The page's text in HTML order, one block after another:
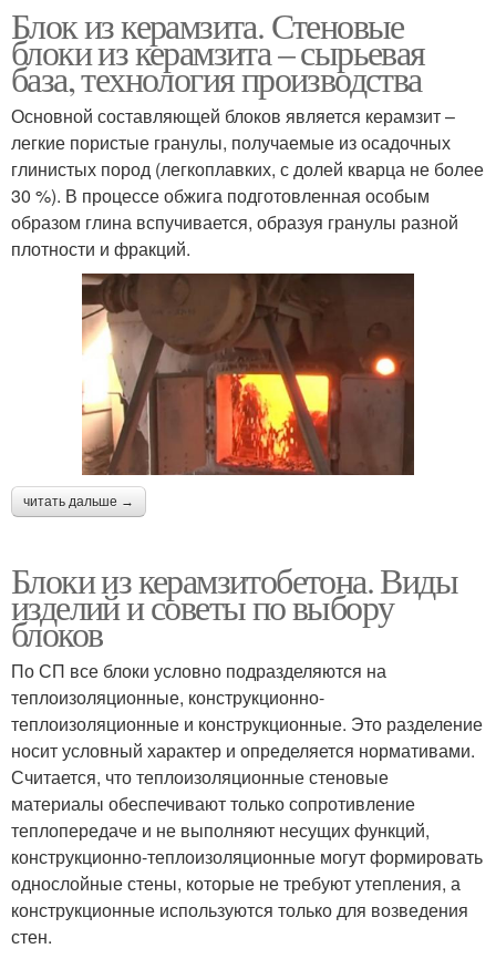
Блок из керамзита. Стеновые
блоки из керамзита – сырьевая
база, технология производства
Основной составляющей блоков является керамзит –
легкие пористые гранулы, получаемые из осадочных
глинистых пород (легкоплавких, с долей кварца не более
30 %). В процессе обжига подготовленная особым
образом глина вспучивается, образуя гранулы разной
плотности и фракций.
читать дальше →
Блоки из керамзитобетона. Виды
изделий и советы по выбору
блоков
По СП все блоки условно подразделяются на
теплоизоляционные, конструкционно-
теплоизоляционные и конструкционные. Это разделение
носит условный характер и определяется нормативами.
Считается, что теплоизоляционные стеновые
материалы обеспечивают только сопротивление
теплопередаче и не выполняют несущих функций,
конструкционно-теплоизоляционные могут формировать
однослойные стены, которые не требуют утепления, а
конструкционные используются только для возведения
стен.